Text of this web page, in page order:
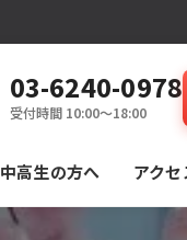
03-6240-0978
受付時間 10:00～18:00
中高生の方へ アクセ